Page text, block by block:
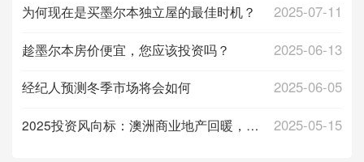
为何现在是买墨尔本独立屋的最佳时机？ 2025-07-11
趁墨尔本房价便宜，您应该投资吗？ 2025-06-13
经纪人预测冬季市场将会如何 2025-06-05
2025投资风向标：澳洲商业地产回暖，三大板块机会详解 2025-05-15